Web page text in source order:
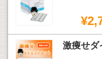
激痩せダ